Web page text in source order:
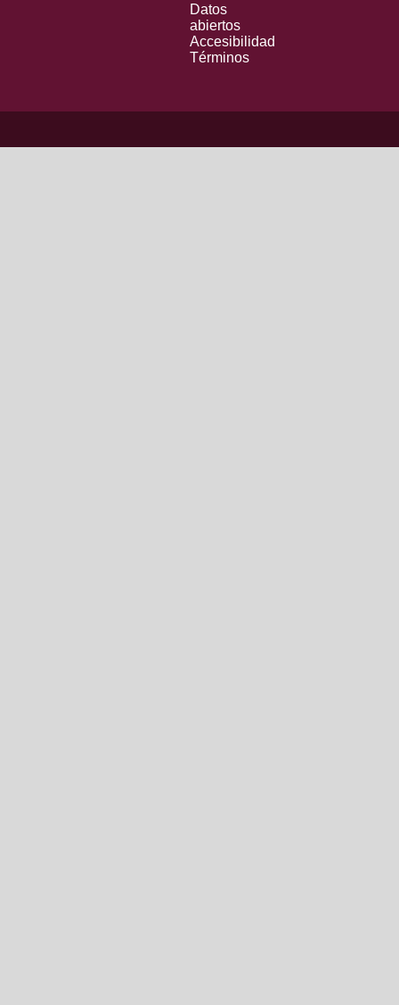
Datos
abiertos
Accesibilidad
Términos